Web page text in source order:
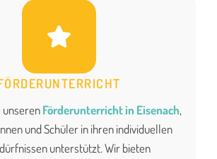
unserenFörderunterricht in Eisenach,
und Schüler in ihren individuellen
unterstützt. Wir bieten